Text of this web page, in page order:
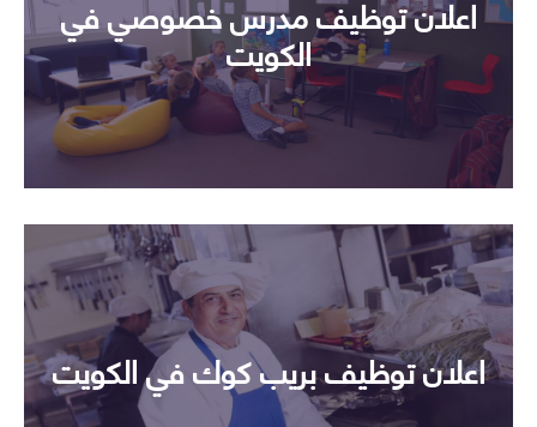
اعلان توظيف مدرس خصوصي في
الكويت
اعلان توظيف بريب كوك في الكويت